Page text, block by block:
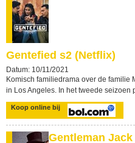
Gentefied s2 (Netflix)
Datum: 10/11/2021
Komisch familiedrama over de familie
in Los Angeles. In het tweede seizoen
Koop online bij
Gentleman Jack